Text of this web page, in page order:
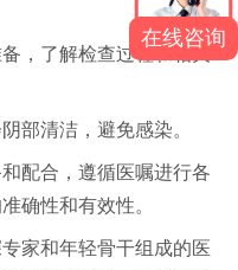
了解检查过程和相关
清洁，避免感染。
配合，遵循医嘱进行各
确性和有效性。
家和年轻骨干组成的医
在线咨询